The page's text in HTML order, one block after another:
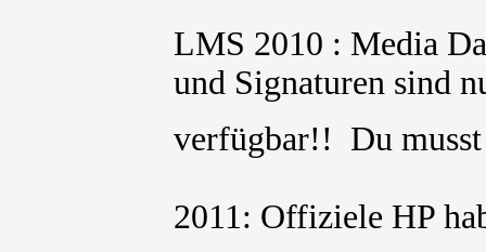
LMS 2010 : Media
und Signaturen sind
verfügbar!! Du
2011: Offiziele HP